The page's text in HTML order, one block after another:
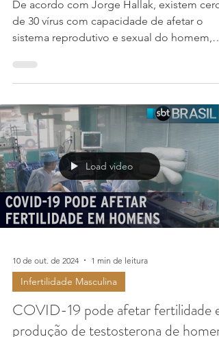
Infecções virais podem afetar o
sistema reprodutor masculino
De acordo com Jorge Hallak, existem cerca
de 30 vírus com capacidade de afetar o
dentre os quais o...
Load video